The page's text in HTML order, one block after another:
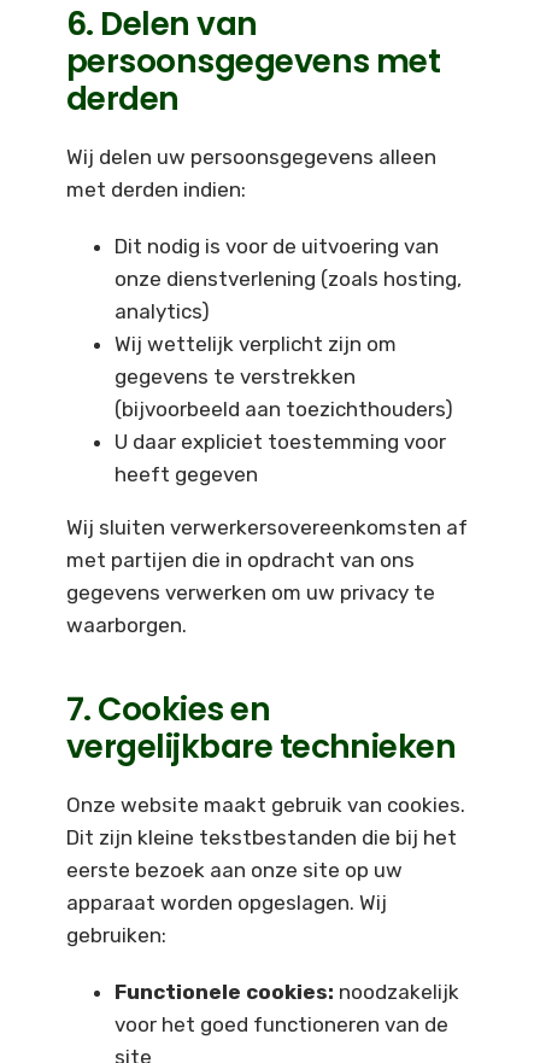
6. Delen van
persoonsgegevens met
derden
Wij delen uw persoonsgegevens alleen
met derden indien:
Dit nodig is voor de uitvoering van
onze dienstverlening (zoals hosting,
analytics)
Wij wettelijk verplicht zijn om
gegevens te verstrekken
(bijvoorbeeld aan toezichthouders)
U daar expliciet toestemming voor
heeft gegeven
Wij sluiten verwerkersovereenkomsten af
met partijen die in opdracht van ons
gegevens verwerken om uw privacy te
waarborgen.
7. Cookies en
vergelijkbare technieken
Onze website maakt gebruik van cookies.
Dit zijn kleine tekstbestanden die bij het
eerste bezoek aan onze site op uw
apparaat worden opgeslagen. Wij
gebruiken:
Functionele cookies: noodzakelijk
voor het goed functioneren van de
site